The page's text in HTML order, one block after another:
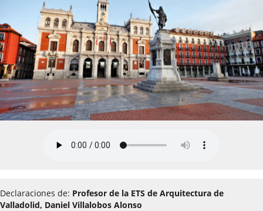
Declaraciones de: Profesor de la ETS de Arquitectura de
Valladolid, Daniel Villalobos Alonso